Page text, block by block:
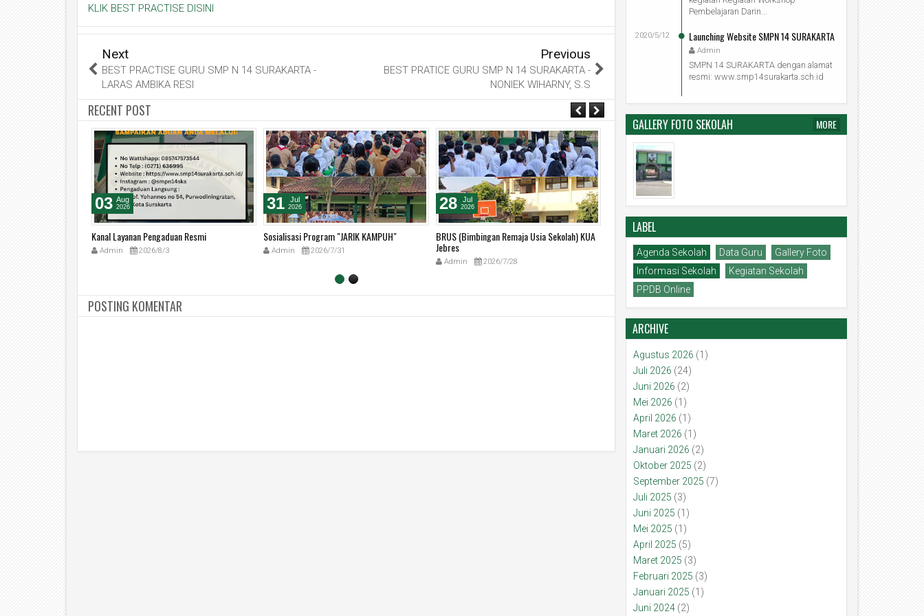
KLIK BEST PRACTISE DISINI
Next
BEST PRACTISE GURU SMP N 14 SURAKARTA -
LARAS AMBIKA RESI
Previous
BEST PRATICE GURU SMP N 14 SURAKARTA -
NONIEK WIHARNY, S.S
RECENT POST
03 Aug
2026
Kanal Layanan Pengaduan Resmi
Admin 2026/8/3
31 Jul
2026
Sosialisasi Program "JARIK KAMPUH"
Admin 2026/7/31
28 Jul
2026
BRUS (Bimbingan Remaja Usia Sekolah) KUA
Jebres
Admin 2026/7/28
25 Jul
2026
Hari Anak Nasional 2026
Admin 2026/7/25
25 2026
MPLS Ramah Tahun Ajaran 2026/2027
Admin 2026/7/25
POSTING KOMENTAR
Pembelajaran Darin...
Launching Website SMPN 14 SURAKARTA
Admin
2020/5/12
SMPN 14 SURAKARTA dengan alamat
resmi: www.smp14surakarta.sch.id
GALLERY FOTO SEKOLAH MORE
LABEL
Agenda Sekolah Data Guru
Gallery Foto
Informasi Sekolah
Kegiatan Sekolah
PPDB Online
ARCHIVE
Agustus 2026 (1)
Juli 2026 (24)
Juni 2026 (2)
Mei 2026 (1)
April 2026 (1)
Maret 2026 (1)
Januari 2026 (2)
Oktober 2025 (2)
September 2025 (7)
Juli 2025 (3)
Juni 2025 (1)
Mei 2025 (1)
April 2025 (5)
Maret 2025 (3)
Februari 2025 (3)
Januari 2025 (1)
Juni 2024 (2)